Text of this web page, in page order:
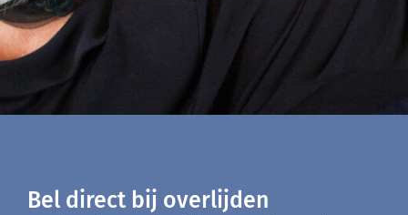
Bel direct bij overlijden